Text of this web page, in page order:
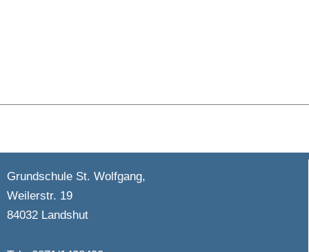
Grundschule St. Wolfgang,
Weilerstr. 19
84032 Landshut